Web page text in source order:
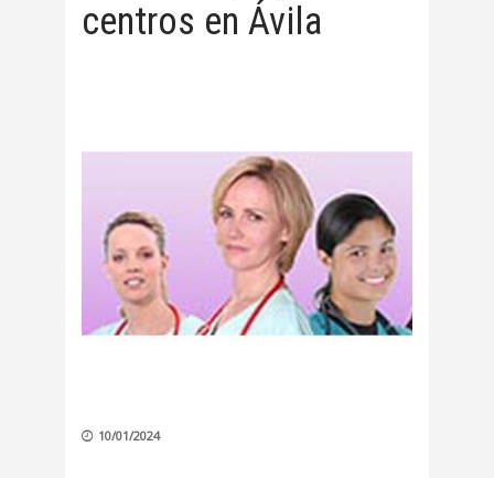
centros en Ávila
10/01/2024